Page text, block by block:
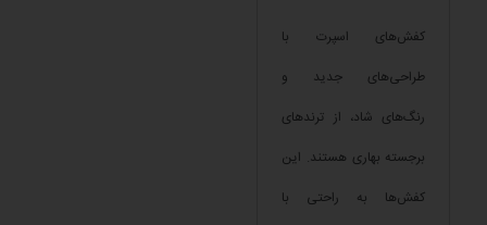
کفش‌های اسپرت با
طراحی‌های جدید و
رنگ‌های شاد، از ترندهای
برجسته بهاری هستند. این
کفش‌ها به راحتی با